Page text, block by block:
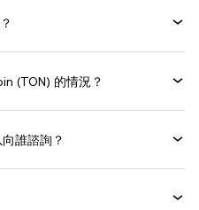
(TON) 的情況？
誰諮詢？